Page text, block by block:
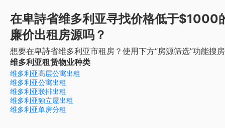
在卑詩省维多利亚寻找价格低于$1000
廉价出租房源吗？
想要在卑詩省维多利亚市租房？使用下方“房源筛选”功能搜
维多利亚租赁物业种类
维多利亚高层公寓出租
维多利亚公寓出租
维多利亚联排出租
维多利亚独立屋出租
维多利亚单房分租